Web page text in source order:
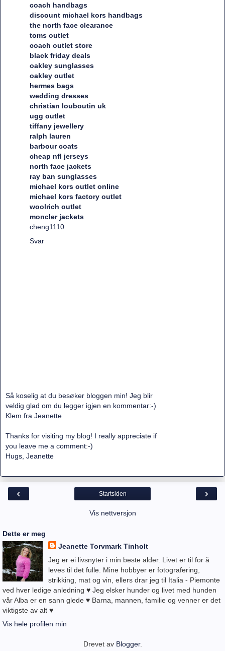
coach handbags
discount michael kors handbags
the north face clearance
toms outlet
coach outlet store
black friday deals
oakley sunglasses
oakley outlet
hermes bags
wedding dresses
christian louboutin uk
ugg outlet
tiffany jewellery
ralph lauren
barbour coats
cheap nfl jerseys
north face jackets
ray ban sunglasses
michael kors outlet online
michael kors factory outlet
woolrich outlet
moncler jackets
cheng1110
Svar
Så koselig at du besøker bloggen min! Jeg blir
veldig glad om du legger igjen en kommentar:-)
Klem fra Jeanette
Thanks for visiting my blog! I really appreciate if
you leave me a comment:-)
Hugs, Jeanette
‹ ›
Startsiden
Vis nettversjon
Dette er meg
Jeanette Torvmark Tinholt
Jeg er ei livsnyter i min beste alder. Livet er til for å
leves til det fulle. Mine hobbyer er fotografering,
strikking, mat og vin, ellers drar jeg til Italia - Piemonte
ved hver ledige anledning ♥ Jeg elsker hunder og livet med hunden
vår Alba er en sann glede ♥ Barna, mannen, familie og venner er det
viktigste av alt ♥
Vis hele profilen min
Drevet av Blogger.